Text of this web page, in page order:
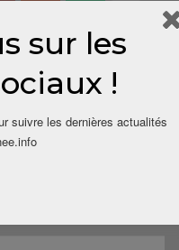
sur les
!
suivre les dernières actualités